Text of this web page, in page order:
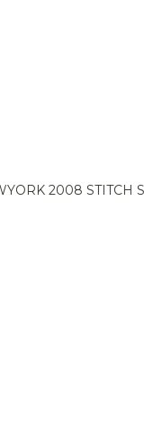
2008 STITCH